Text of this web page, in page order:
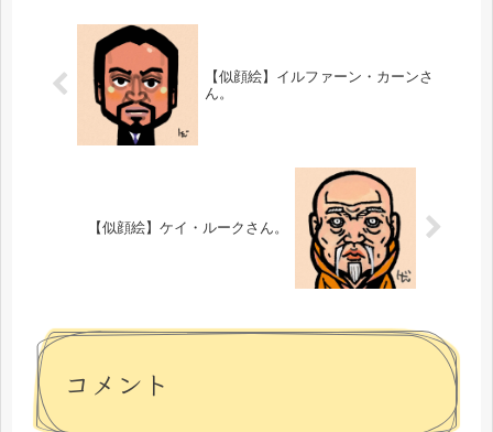
【似顔絵】イルファーン・カーンさ
ん。
【似顔絵】ケイ・ルークさん。
コメント